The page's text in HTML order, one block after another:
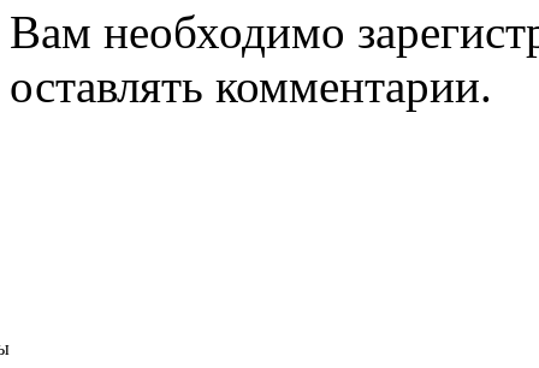
Вам необходимо
оставлять комментарии.